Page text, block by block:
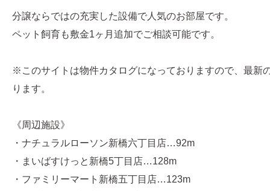
分譲ならではの充実した設備で人気のお部屋です。
ペット飼育も敷金1ヶ月追加でご相談可能です。
※このサイトは物件カタログになっておりますので、最新
ります。
《周辺施設》
・ナチュラルローソン新橋六丁目店…92m
・まいばすけっと新橋5丁目店…128m
・ファミリーマート新橋五丁目店…123m